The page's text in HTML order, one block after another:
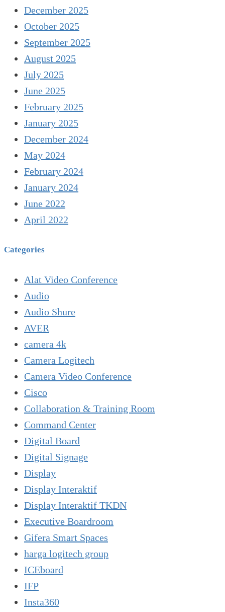
December 2025
October 2025
September 2025
August 2025
July 2025
June 2025
February 2025
January 2025
December 2024
May 2024
February 2024
January 2024
June 2022
April 2022
Categories
Alat Video Conference
Audio
Audio Shure
AVER
camera 4k
Camera Logitech
Camera Video Conference
Cisco
Collaboration & Training Room
Command Center
Digital Board
Digital Signage
Display
Display Interaktif
Display Interaktif TKDN
Executive Boardroom
Gifera Smart Spaces
harga logitech group
ICEboard
IFP
Insta360